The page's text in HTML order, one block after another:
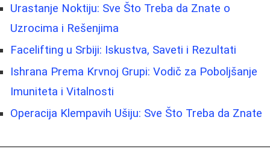
Urastanje Noktiju: Sve Što Treba da Znate o
Uzrocima i Rešenjima
Facelifting u Srbiji: Iskustva, Saveti i Rezultati
Ishrana Prema Krvnoj Grupi: Vodič za Poboljšanje
Imuniteta i Vitalnosti
Operacija Klempavih Ušiju: Sve Što Treba da Znate